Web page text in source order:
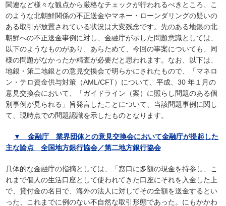
関連など様々な観点から厳格なチェックが行われるべきところ、こ
のような北朝鮮関係の不正送金やマネー・ローンダリングの疑いの
ある取引が放置されている状況は大変残念です。先のある地銀の北
朝鮮への不正送金事例に対し、金融庁が示した問題意識としては、
以下のようなものがあり、あらためて、今回の事案についても、同
様の問題がなかったか精査が必要だと思われます。なお、以下は、
地銀・第二地銀との意見交換会で明らかにされたもので、「マネロ
ン・テロ資金供与対策（AML/CFT）について、平成、30 年１月の
意見交換会において、「ガイドライン（案）に照らし問題のある個
別事例が見られる」旨発言したことについて、当該問題事例に関し
て、現時点での問題認識を示したものとなります。
▼ 金融庁 業界団体との意見交換会において金融庁が提起した
主な論点 全国地方銀行協会／第二地方銀行協会
具体的な金融庁の指摘としては、「窓口に多額の現金を持参し、こ
れまで個人の生活口座として使われてきた口座にそれを入金した上
で、貸付金の名目で、海外の法人に対してその全額を送金するとい
った、これまでに例のない不自然な取引形態であった。にもかかわ